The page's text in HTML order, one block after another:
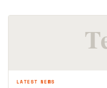
LATEST NEWS